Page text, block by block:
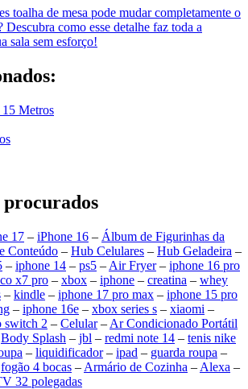
toalha de mesa pode mudar completamente o
Descubra como esse detalhe faz toda a
sala sem esforço!
15 Metros
procurados
17 – iPhone 16 – Álbum de Figurinhas da
Conteúdo – Hub Celulares – Hub Geladeira –
– iphone 14 – ps5 – Air Fryer– iphone 16 pro
x7 pro – xbox – iphone – creatina – whey
– kindle – iphone 17 pro max – iphone 15 pro
– iphone 16e – xbox series s – xiaomi –
switch 2 – Celular– Ar Condicionado Portátil
Body Splash – jbl – redmi note 14 – tenis nike
– liquidificador– ipad – guarda roupa –
fogão 4 bocas – Armário de Cozinha – Alexa –
32 polegadas